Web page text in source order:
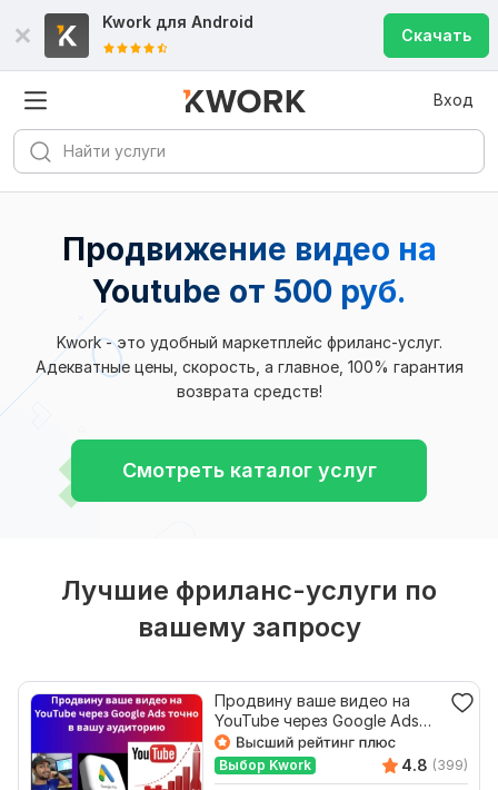
Kwork для Android
Скачать
Вход
Продвижение видео на
Youtube от 500 руб.
Kwork - это удобный маркетплейс фриланс-услуг.
Адекватные цены, скорость, а главное, 100% гарантия
возврата средств!
Смотреть каталог услуг
Лучшие фриланс-услуги по
вашему запросу
Продвину ваше видео на
YouTube через Google Ads
точно в вашу аудиторию
Выбор Kwork 4.8 (399)